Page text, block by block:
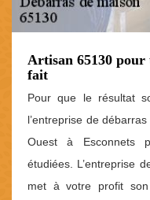
Artisan 65130 pour
fait
Pour que le résultat
l’entreprise de
Ouest à Esconnets
étudiées. L’entreprise
met à votre profit son